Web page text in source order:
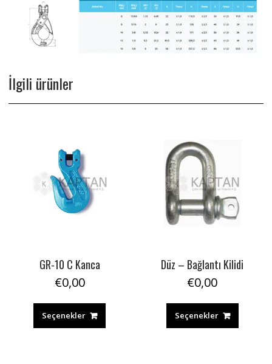
İlgili ürünler
GR-10 C Kanca
€0,00
Seçenekler
Düz – Bağlantı Kilidi
€0,00
Seçenekler